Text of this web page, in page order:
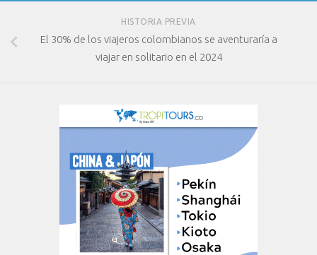
HISTORIA PREVIA
El 30% de los viajeros colombianos se aventuraría a
viajar en solitario en el 2024